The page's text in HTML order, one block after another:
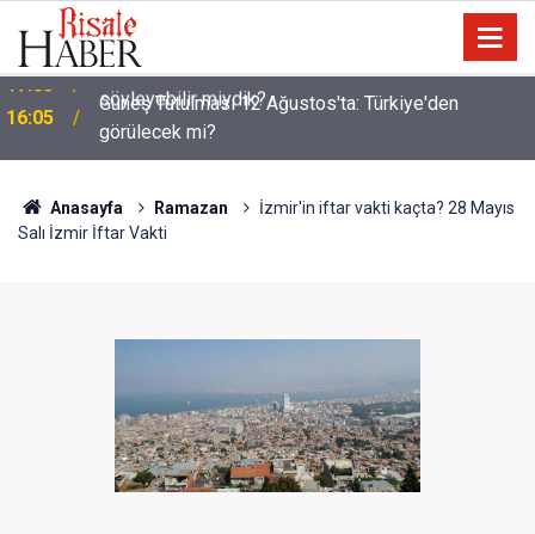
16:05
Güneş Tutulması 12 Ağustos'ta: Türkiye'den
görülecek mi?
Anasayfa Ramazan
İzmir'in iftar vakti kaçta? 28 Mayıs
Salı İzmir İftar Vakti